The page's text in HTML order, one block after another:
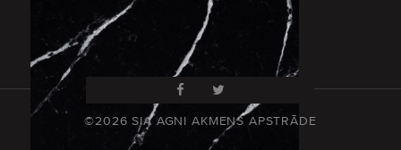
©2026 SIA AGNI AKMENS APSTRĀDE